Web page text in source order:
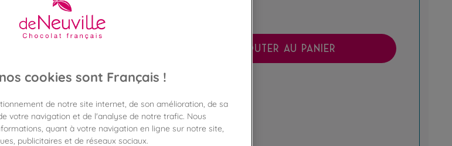
Poids 175g
AJOUTER AU PANIER
Disponible en boutique !
Frais de port offert
dès 50€ d'achat
cookies sont Français !
de notre site internet, de son amélioration, de sa
votre navigation et de l'analyse de notre trafic. Nous
quant à votre navigation en ligne sur notre site,
publicitaires et de réseaux sociaux.